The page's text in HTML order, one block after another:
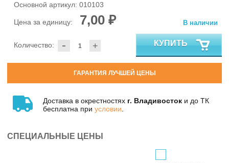
Основной артикул: 010103
Цена за единицу: 7,00 ₽
- +
Количество:
В наличии
КУПИТЬ
ГАРАНТИЯ ЛУЧШЕЙ ЦЕНЫ
Доставка в окрестностях г. Владивосток и до ТК
бесплатна при условии
СПЕЦИАЛЬНЫЕ ЦЕНЫ